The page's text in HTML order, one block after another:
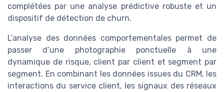
complétées par une analyse prédictive robuste et un
dispositif de détection de churn.
L’analyse des données comportementales permet de
passer d’une photographie ponctuelle à une
dynamique de risque, client par client et segment par
segment. En combinant les données issues du CRM, les
interactions du service client, les signaux des réseaux